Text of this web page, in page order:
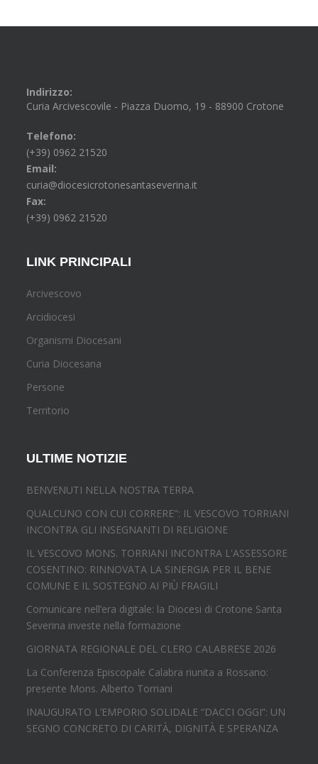
Indirizzo:
Curia Arcivescovile - Piazza Duomo, 19 - 88900 Crotone
Telefono:
(+39) 0962 21520
Email:
curia@diocesicrotonesantaseverina.it
Fax:
(+39) 0962 21520
LINK PRINCIPALI
Arcivescovo
Arcidiocesi
Organismi Diocesani
Curia Diocesana
Persone
Territorio
ULTIME NOTIZIE
BENVENUTI NELLA NOSTRA TERRA
QUALCUNO CON CUI CORRERE": IL VESCOVO TORRIANI
INCONTRA GLI INSEGNANTI DI RELIGIONE
IL VESCOVO MONS. TORRIANI INCONTRA L'ASSESSORE
COSENTINO: RINNOVATA LA SINERGIA PER IL BENE
COMUNE E IL SOSTEGNO AI PIÙ FRAGILI
Comunicare nell’era digitale: la Diocesi di Crotone Santa
Severina investe nella formazione
GIORNATA REGIONALE DEL CLERO CALABRESE 2026
La Conferenza Episcopale Calabra riunita a Rossano:
presente Mons. Alberto Torriani
INAUGURATO L’EMPORIO SOLIDALE “DACCI OGGI”: UN
SEGNO CONCRETO DI CARITÀ, DIGNITÀ E SPERANZA